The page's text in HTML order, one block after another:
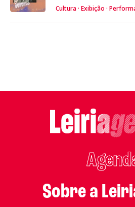
Cultura Exibição
Sobre a